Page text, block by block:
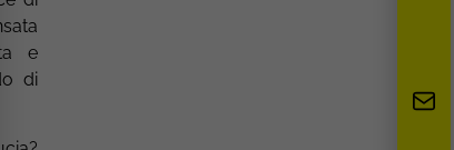
e
di